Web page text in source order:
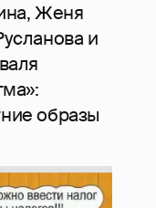
Женя
и
образы